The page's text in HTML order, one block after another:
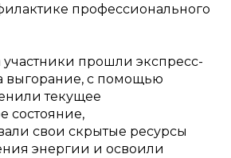
профессионального
участники прошли экспресс-
выгорание, с помощью
текущее
состояние,
свои скрытые ресурсы
энергии и освоили